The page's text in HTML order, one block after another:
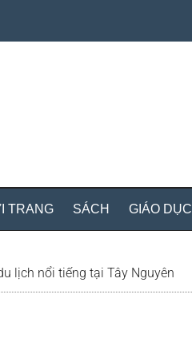
TRANG SÁCH GIÁO DỤC
lịch nổi tiếng tại Tây Nguyên